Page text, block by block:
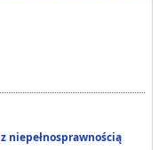
niepełnosprawnością